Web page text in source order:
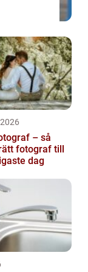
– så
fotograf till
dag